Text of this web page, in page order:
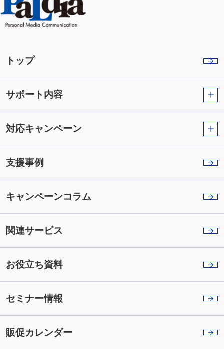
トップ
サポート内容
対応キャンペーン
支援事例
キャンペーンコラム
関連サービス
お役立ち資料
セミナー情報
販促カレンダー